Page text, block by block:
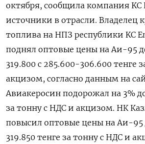
октября, сообщила компания KC
источники в отрасли. Владелец
топлива на НПЗ республики KC
поднял оптовые цены на Аи-95
319.800 с 285.600-306.600 тенге
акцизом, согласно данным на
Авиакеросин подорожал на 3%
за тонну с НДС и акцизом. НК
повысил оптовые цены на Аи-95
319.850 тенге за тонну с НДС и